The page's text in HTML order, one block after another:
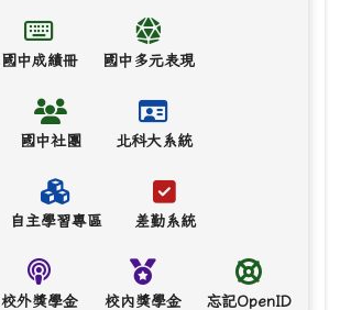
國中成績冊 國中多元表現
國中社團 北科大系統
自主學習專區 差勤系統
校外獎學金 校內獎學金 忘記OpenID